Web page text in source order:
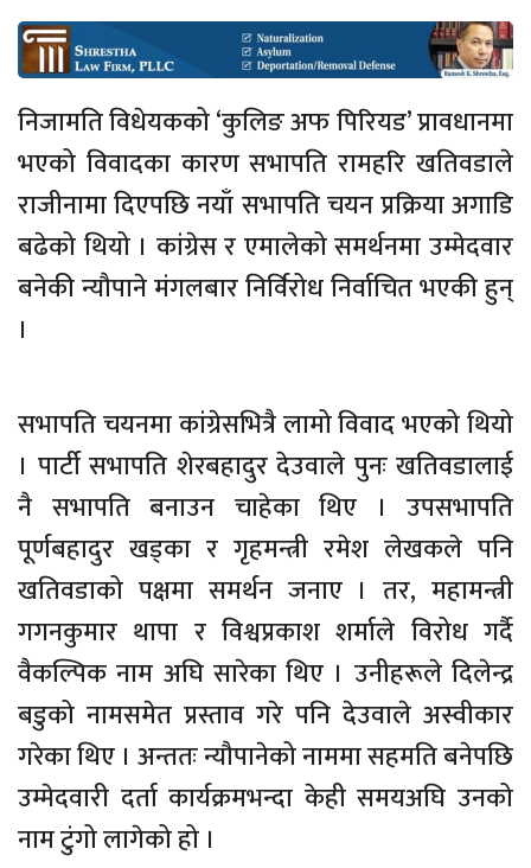
निजामति विधेयकको ‘कुलिङ अफ पिरियड’ प्रावधानमा
भएको विवादका कारण सभापति रामहरि खतिवडाले
राजीनामा दिएपछि नयाँ सभापति चयन प्रक्रिया अगाडि
बढेको थियो । कांग्रेस र एमालेको समर्थनमा उम्मेदवार
बनेकी न्यौपाने मंगलबार निर्विरोध निर्वाचित भएकी हुन्
।
सभापति चयनमा कांग्रेसभित्रै लामो विवाद भएको थियो
। पार्टी सभापति शेरबहादुर देउवाले पुनः खतिवडालाई
नै सभापति बनाउन चाहेका थिए । उपसभापति
पूर्णबहादुर खड्का र गृहमन्त्री रमेश लेखकले पनि
खतिवडाको पक्षमा समर्थन जनाए । तर, महामन्त्री
गगनकुमार थापा र विश्वप्रकाश शर्माले विरोध गर्दै
वैकल्पिक नाम अघि सारेका थिए । उनीहरूले दिलेन्द्र
बडुको नामसमेत प्रस्ताव गरे पनि देउवाले अस्वीकार
गरेका थिए । अन्ततः न्यौपानेको नाममा सहमति बनेपछि
उम्मेदवारी दर्ता कार्यक्रमभन्दा केही समयअघि उनको
नाम टुंगो लागेको हो ।